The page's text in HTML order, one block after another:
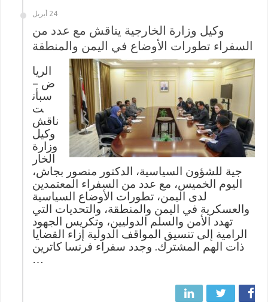
24 أبريل
وكيل وزارة الخارجية يناقش مع عدد من
السفراء تطورات الأوضاع في اليمن والمنطقة
الريا
ض –
سبأن
ت
ناقش
وكيل
وزارة
الخار
جية للشؤون السياسية، الدكتور منصور بجاش،
اليوم الخميس، مع عدد من السفراء المعتمدين
لدى اليمن، تطورات الأوضاع السياسية
والعسكرية في اليمن والمنطقة، والتحديات التي
تهدد الأمن والسلم الدوليين، وتكريس الجهود
الرامية إلى تنسيق المواقف الدولية إزاء القضايا
ذات الهم المشترك. وجدد سفراء فرنسا كاترين
…